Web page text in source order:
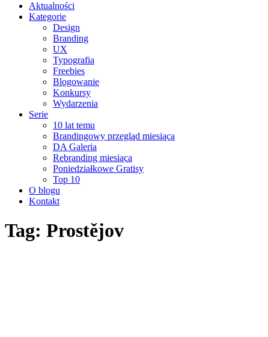
Aktualności
Kategorie
Design
Branding
UX
Typografia
Freebies
Blogowanie
Konkursy
Wydarzenia
Serie
10 lat temu
Brandingowy przegląd miesiąca
DA Galeria
Rebranding miesiąca
Poniedziałkowe Gratisy
Top 10
O blogu
Kontakt
Tag: Prostějov